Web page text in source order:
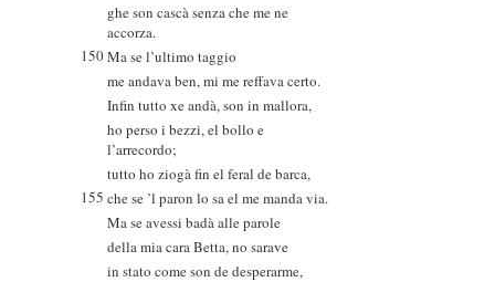
ghe son cascà senza che me ne
accorza.
150Ma se l’ultimo taggio
me andava ben, mi me reffava certo.
Infin tutto xe andà, son in mallora,
ho perso i bezzi, el bollo e
l’arrecordo;
tutto ho ziogà fin el feral de barca,
155 che se ’l paron lo sa el me manda via.
Ma se avessi badà alle parole
della mia cara Betta, no sarave
in stato come son de desperarme,